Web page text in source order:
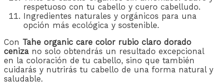
respetuoso con tu cabello y cuero cabelludo.
Ingredientes naturales y orgánicos para una
opción más ecológica y sostenible.
Con Tahe organic care color rubio claro dorado
ceniza no solo obtendrás un resultado excepcional
en la coloración de tu cabello, sino que también
cuidarás y nutrirás tu cabello de una forma natural y
saludable.